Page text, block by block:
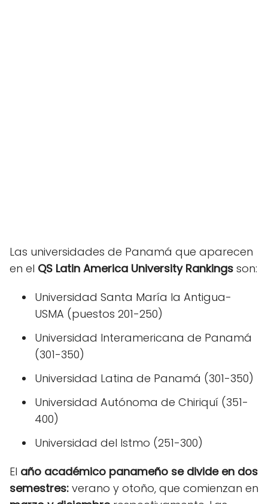
Las universidades de Panamá que aparecen
en el QS Latin America University Rankings son:
Universidad Santa María la Antigua-
USMA (puestos 201-250)
Universidad Interamericana de Panamá
(301-350)
Universidad Latina de Panamá (301-350)
Universidad Autónoma de Chiriquí (351-
400)
Universidad del Istmo (251-300)
El año académico panameño se divide en dos
semestres: verano y otoño, que comienzan en